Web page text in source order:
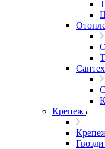
Крепеж
Гвозди